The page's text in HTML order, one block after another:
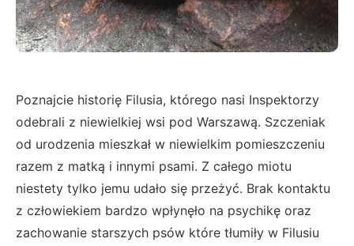
Poznajcie historię Filusia, którego nasi Inspektorzy
odebrali z niewielkiej wsi pod Warszawą. Szczeniak
od urodzenia mieszkał w niewielkim pomieszczeniu
razem z matką i innymi psami. Z całego miotu
niestety tylko jemu udało się przeżyć. Brak kontaktu
z człowiekiem bardzo wpłynęło na psychikę oraz
zachowanie starszych psów które tłumiły w Filusiu